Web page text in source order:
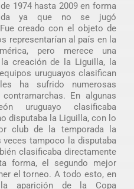
1974 hasta 2009 en forma
ya que no se jugó
creado con el objeto de
representarían al país en la
pero merece una
creación de la Liguilla, la
uruguayos clasifican
ha sufrido numerosas
En algunas
uruguayo clasificaba
disputaba la Liguilla, con lo
club de la temporada la
veces tampoco la disputaba
clasificaba directamente
forma, el segundo mejor
el torneo. A todo esto, en
aparición de la Copa